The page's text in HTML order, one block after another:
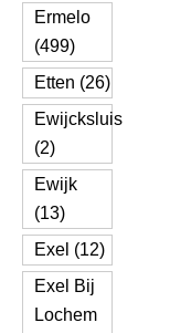
Ermelo
(499)
Etten (26)
Ewijcksluis
(2)
Ewijk
(13)
Exel (12)
Exel Bij
Lochem